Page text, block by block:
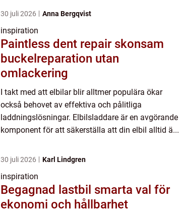
30 juli 2026 Anna Bergqvist
inspiration
Paintless dent repair skonsam
buckelreparation utan
omlackering
I takt med att elbilar blir alltmer populära ökar
också behovet av effektiva och pålitliga
laddningslösningar. Elbilsladdare är en avgörande
komponent för att säkerställa att din elbil alltid ä...
30 juli 2026 Karl Lindgren
inspiration
Begagnad lastbil smarta val för
ekonomi och hållbarhet